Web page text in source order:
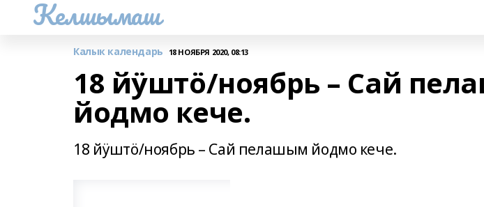
Келшымаш
Калык календарь 18 НОЯБРЯ 2020, 08:13
18 йӱштӧ/ноябрь – Сай
йодмо кече.
18 йӱштӧ/ноябрь – Сай пелашым йодмо кече.